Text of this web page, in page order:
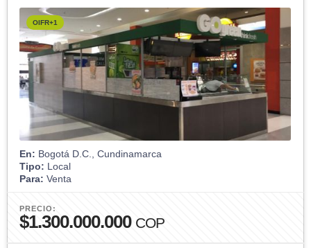
OIFR+1
En: Bogotá D.C., Cundinamarca
Tipo: Local
Para: Venta
PRECIO:
$1.300.000.000 COP